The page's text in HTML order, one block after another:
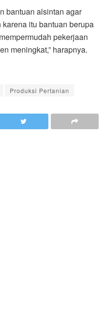
bantuan alsintan agar
itu bantuan berupa
pekerjaan
meningkat,” harapnya.
Produksi Pertanian